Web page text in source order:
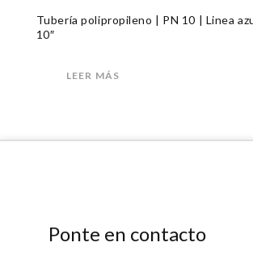
Tubería polipropileno | PN 10 | Linea
10″
LEER MÁS
Ponte en contacto